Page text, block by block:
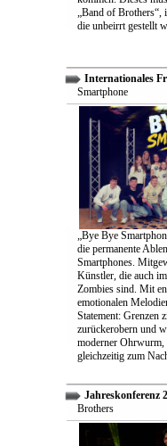
„Band of Brothers“,
die unbeirrt gestellt
Internationales
Smartphone
„Bye Bye
die permanente
Smartphones.
Künstler, die auch
Zombies sind. Mit
emotionalen
Statement: Grenzen
zurückerobern und
moderner
gleichzeitig zum
Jahreskonferenz
Brothers